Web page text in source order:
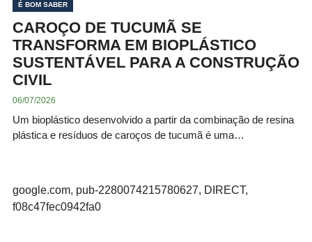
É BOM SABER
CAROÇO DE TUCUMÃ SE
TRANSFORMA EM BIOPLÁSTICO
SUSTENTÁVEL PARA A CONSTRUÇÃO
CIVIL
06/07/2026
Um bioplástico desenvolvido a partir da combinação de resina
plástica e resíduos de caroços de tucumã é uma…
google.com, pub-2280074215780627, DIRECT,
f08c47fec0942fa0